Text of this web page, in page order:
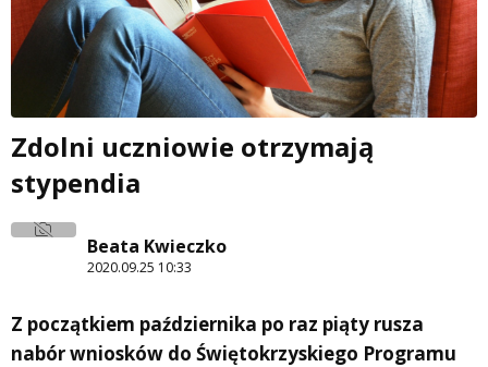
Zdolni uczniowie otrzymają
stypendia
Beata Kwieczko
2020.09.25 10:33
Z początkiem października po raz piąty rusza
nabór wniosków do Świętokrzyskiego Programu